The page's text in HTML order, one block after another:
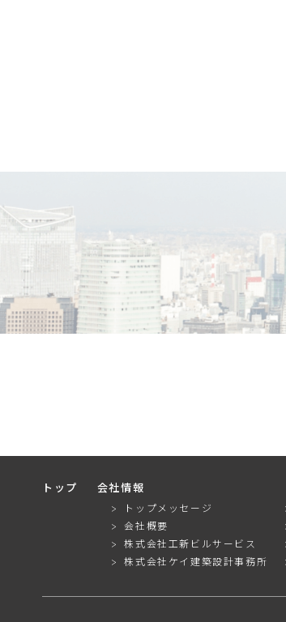
トップ 会社情報
トップメッセージ
会社概要
株式会社工新ビルサービス
株式会社ケイ建築設計事務所